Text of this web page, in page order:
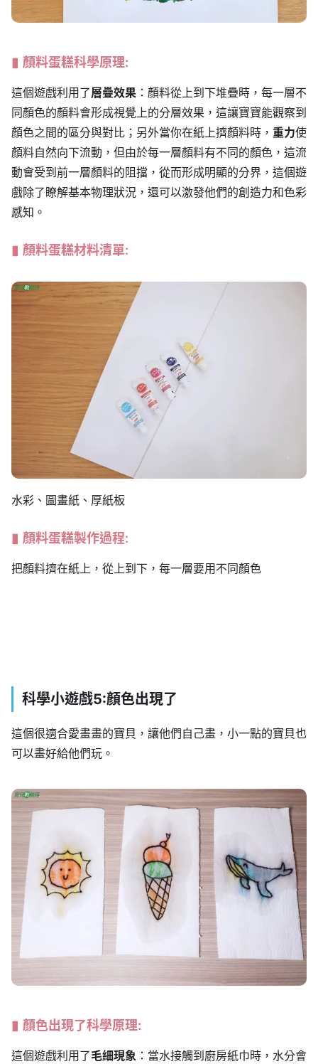
顏料蛋糕科學原理:
這個遊戲利用了層疊效果 ：顏料從上到下堆疊時，每一層不
同顏色的顏料會形成視覺上的分層效果，這讓寶寶能觀察到
顏色之間的區分與對比；另外當你在紙上擠顏料時， 重力使
顏料自然向下流動，但由於每一層顏料有不同的顏色，這流
動會受到前一層顏料的阻擋，從而形成明顯的分界，這個遊
戲除了瞭解基本物理狀況，還可以激發他們的創造力和色彩
感知。
顏料蛋糕材料清單:
水彩、圖畫紙、厚紙板
顏料蛋糕製作過程:
把顏料擠在紙上，從上到下，每一層要用不同顏色
科學小遊戲5:顏色出現了
這個很適合愛畫畫的寶貝，讓他們自己畫，小一點的寶貝也
可以畫好給他們玩。
顏色出現了科學原理:
這個遊戲利用了毛細現象 ：當水接觸到廚房紙巾時，水分會